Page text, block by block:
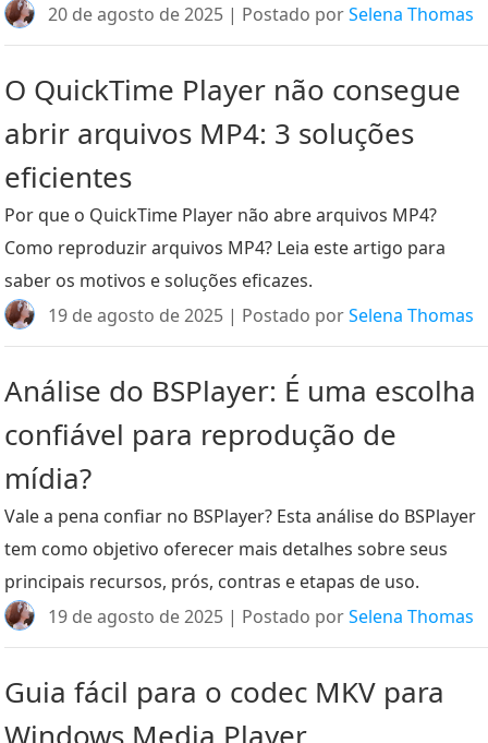
20 de agosto de 2025 | Postado porSelena Thomas
O QuickTime Player não consegue
abrir arquivos MP4: 3 soluções
eficientes
Por que o QuickTime Player não abre arquivos MP4?
Como reproduzir arquivos MP4? Leia este artigo para
saber os motivos e soluções eficazes.
19 de agosto de 2025 | Postado porSelena Thomas
Análise do BSPlayer: É uma escolha
confiável para reprodução de
mídia?
Vale a pena confiar no BSPlayer? Esta análise do BSPlayer
tem como objetivo oferecer mais detalhes sobre seus
principais recursos, prós, contras e etapas de uso.
19 de agosto de 2025 | Postado porSelena Thomas
Guia fácil para o codec MKV para